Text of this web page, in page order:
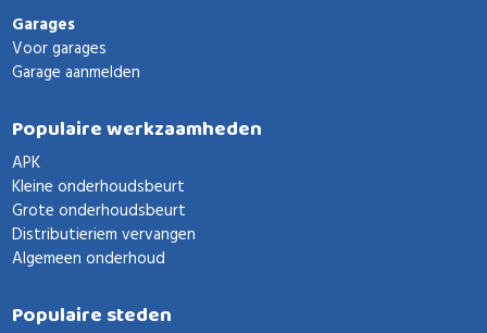
Garages
Voor garages
Garage aanmelden
Populaire werkzaamheden
APK
Kleine onderhoudsbeurt
Grote onderhoudsbeurt
Distributieriem vervangen
Algemeen onderhoud
Populaire steden